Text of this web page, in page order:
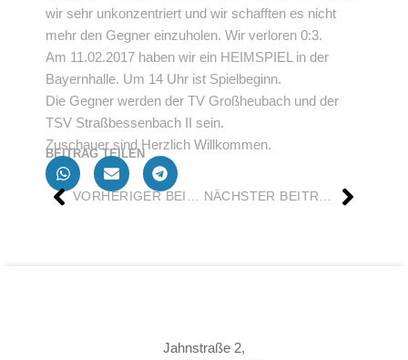
wir sehr unkonzentriert und wir schafften es nicht
mehr den Gegner einzuholen. Wir verloren 0:3.
Am 11.02.2017 haben wir ein HEIMSPIEL in der
Bayernhalle. Um 14 Uhr ist Spielbeginn.
Die Gegner werden der TV Großheubach und der
TSV Straßbessenbach II sein.
Zuschauer sind Herzlich Willkommen.
BEITRAG TEILEN
Jahnstraße 2,